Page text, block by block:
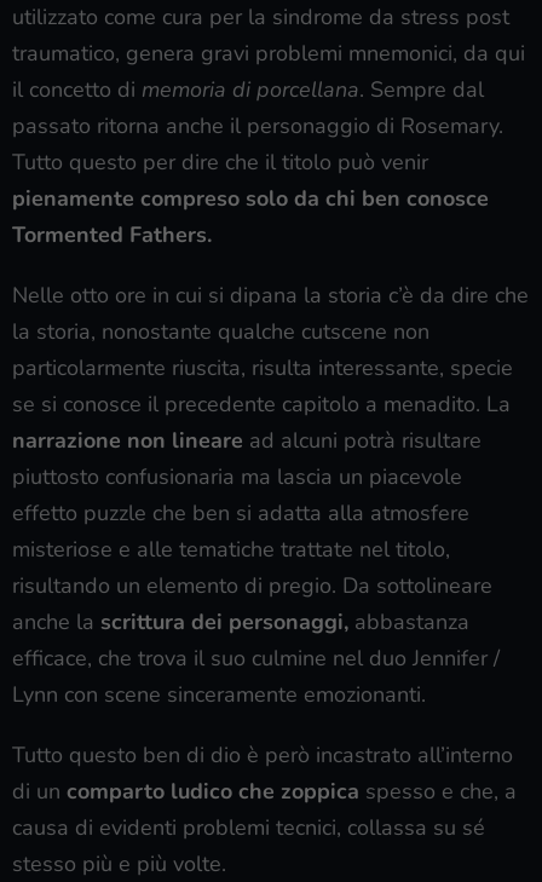
utilizzato come cura per la sindrome da stress post
traumatico, genera gravi problemi mnemonici, da qui
il concetto di memoria di porcellana. Sempre dal
passato ritorna anche il personaggio di Rosemary.
Tutto questo per dire che il titolo può venir
pienamente compreso solo da chi ben conosce
Tormented Fathers.
Nelle otto ore in cui si dipana la storia c’è da dire che
la storia, nonostante qualche cutscene non
particolarmente riuscita, risulta interessante, specie
se si conosce il precedente capitolo a menadito. La
narrazione non lineare ad alcuni potrà risultare
piuttosto confusionaria ma lascia un piacevole
effetto puzzle che ben si adatta alla atmosfere
misteriose e alle tematiche trattate nel titolo,
risultando un elemento di pregio. Da sottolineare
anche la scrittura dei personaggi, abbastanza
efficace, che trova il suo culmine nel duo Jennifer /
Lynn con scene sinceramente emozionanti.
Tutto questo ben di dio è però incastrato all’interno
di un comparto ludico che zoppica spesso e che, a
causa di evidenti problemi tecnici, collassa su sé
stesso più e più volte.